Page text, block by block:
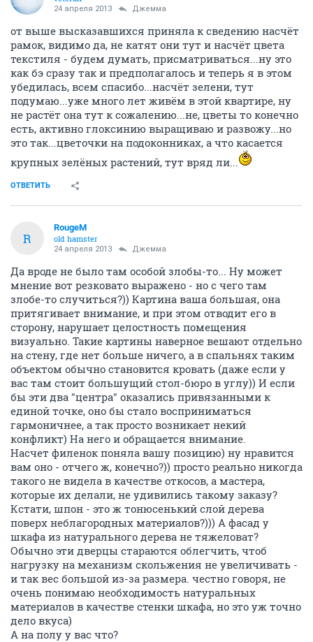
24 апреля 2013 Джемма
от выше высказавшихся приняла к сведению насчёт
рамок, видимо да, не катят они тут и насчёт цвета
текстиля - будем думать, присматриваться...ну это
как бэ сразу так и предполагалось и теперь я в этом
убедилась, всем спасибо...насчёт зелени, тут
подумаю...уже много лет живём в этой квартире, ну
не растёт она тут к сожалению...не, цветы то конечно
есть, активно глоксинию выращиваю и развожу...но
это так...цветочки на подоконниках, а что касается
крупных зелёных растений, тут вряд ли...
ОТВЕТИТЬ
R
RougeM
old hamster
24 апреля 2013 Джемма
Да вроде не было там особой злобы-то... Ну может
мнение вот резковато выражено - но с чего там
злобе-то случиться?)) Картина ваша большая, она
притягивает внимание, и при этом отводит его в
сторону, нарушает целостность помещения
визуально. Такие картины наверное вешают отдельно
на стену, где нет больше ничего, а в спальнях таким
объектом обычно становится кровать (даже если у
вас там стоит большущий стол-бюро в углу)) И если
бы эти два "центра" оказались привязанными к
единой точке, оно бы стало восприниматься
гармоничнее, а так просто возникает некий
конфликт) На него и обращается внимание.
Насчет филенок поняла вашу позицию) ну нравится
вам оно - отчего ж, конечно?)) просто реально никогда
такого не видела в качестве откосов, а мастера,
которые их делали, не удивились такому заказу?
Кстати, шпон - это ж тонюсенький слой дерева
поверх неблагородных материалов?))) А фасад у
шкафа из натурального дерева не тяжеловат?
Обычно эти дверцы стараются облегчить, чтоб
нагрузку на механизм скольжения не увеличивать -
и так вес большой из-за размера. честно говоря, не
очень понимаю необходимость натуральных
материалов в качестве стенки шкафа, но это уж точно
дело вкуса)
А на полу у вас что?